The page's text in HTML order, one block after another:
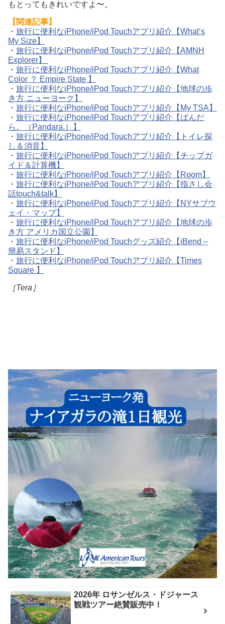
もとってもきれいですよ〜。
【関連記事】
・ 旅行に便利なiPhone/iPod Touchアプリ紹介【What’s
My Size】
・ 旅行に便利なiPhone/iPod Touchアプリ紹介【AMNH
Explorer】
・ 旅行に便利なiPhone/iPod Touchアプリ紹介【What
Color ？ Empire State 】
・ 旅行に便利なiPhone/iPod Touchアプリ紹介【地球の歩
き方 ニューヨーク】
・ 旅行に便利なiPhone/iPod Touchアプリ紹介【My TSA】
・ 旅行に便利なiPhone/iPod Touchアプリ紹介【ぱんだ
ら。（Pandara.）】
・ 旅行に便利なiPhone/iPod Touchアプリ紹介【トイレ探
し＆消音】
・ 旅行に便利なiPhone/iPod Touchアプリ紹介【チップガ
イド＆計算機】
・ 旅行に便利なiPhone/iPod Touchアプリ紹介【Room】
・ 旅行に便利なiPhone/iPod Touchアプリ紹介【指さし会
話touch&talk】
・ 旅行に便利なiPhone/iPod Touchアプリ紹介【NYサブウ
ェイ・マップ】
・ 旅行に便利なiPhone/iPod Touchアプリ紹介【地球の歩
き方 アメリカ国立公園】
・ 旅行に便利なiPhone/iPod Touchグッズ紹介【iBend –
簡易スタンド】
・ 旅行に便利なiPhone/iPod Touchアプリ紹介【Times
Square 】
［Tera］
2026年 ロサンゼルス・ドジャース
観戦ツアー絶賛販売中！